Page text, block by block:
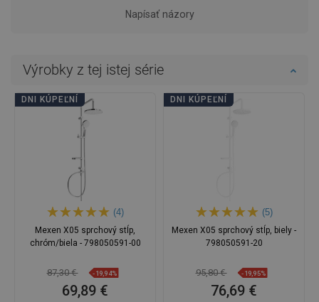
Napísať názory
Výrobky z tej istej série
DNI KÚPEĽNÍ
(4)
Mexen X05 sprchový stĺp,
chróm/biela - 798050591-00
87,30 € -19,94%
69,89 €
DNI KÚPEĽNÍ
(5)
Mexen X05 sprchový stĺp, biely -
798050591-20
95,80 € -19,95%
76,69 €